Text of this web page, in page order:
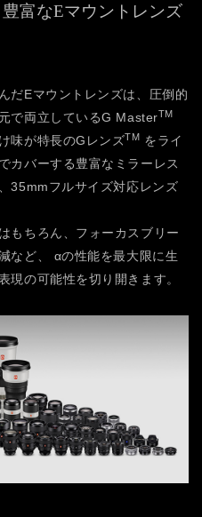
富なEマウントレンズ
だEマウントレンズは、圧倒的
で両立しているG MasterTM
味が特長のGレンズTM をライ
カバーする豊富なミラーレス
35mmフルサイズ対応レンズ
もちろん、フォーカスブリー
など、 αの性能を最大限に生
現の可能性を切り開きます。